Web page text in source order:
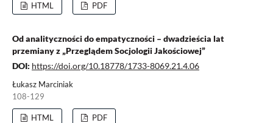
HTML PDF
Od analityczności do empatyczności – dwadzieścia lat
przemiany z „Przeglądem Socjologii Jakościowej”
DOI: https://doi.org/10.18778/1733-8069.21.4.06
Łukasz Marciniak
108-129
HTML PDF